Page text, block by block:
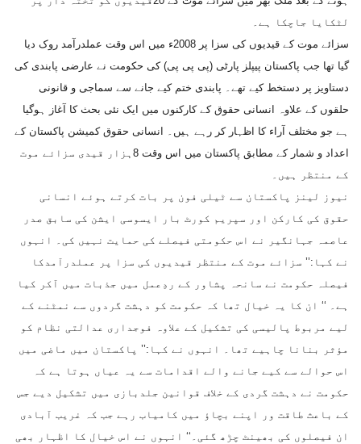
لٹکایا جاچکا ہے۔
سزائے موت کے قیدیوں کی سزا پر 2008ء میں اس وقت عملدرآمد روک دیا
گیا تھا جب پاکستان پیپلز پارٹی (پی پی پی) کی حکومت نے عارضی پابندی کی
دستاویز پر دستخط کیے تھے۔ پابندی ختم کیے جانے سے سماجی و قانونی
حلقوں کے علاوہ انسانی حقوق کے کارکنوں میں ایک نئی بحث کا آغاز ہوگیا
ہے جو مختلف آراء کا اظہار کر رہے ہیں۔ انسانی حقوق کمیشن پاکستان کے
اعداد و شمار کے مطابق پاکستان میں اس وقت 8ہزار قیدی سزائے موت
کے منتظر ہیں۔
نیوز لینز پاکستان سے ٹیلی فون پر بات کرتے ہوئے انسانی
حقوق کی کارکن اور سپریم کورٹ بار ایسوسی ایشن کی سابق صدر
عاصمہ جہانگیر نے اس حکومتی فیصلے کی حمایت نہیں کی۔ انہوں
نے کہا:’’ سزائے موت کے منتظر قیدیوں کی سزا پر عملدرآمدکا
فیصلہ حکومت نے سانحہ پشاور کے ردِعمل میں جذبات میں آکر کیا
ہے۔ ‘‘ ان کا یہ خیال تھا کہ حکومت کو دہشت گردوں سے نمٹنے کے
لیے مربوط پالیسی کی تشکیل کے علاوہ فوجداری عدالتی نظام کو
مؤثر بنانا چاہیے تھا۔ انہوں نے کہا:’’ پاکستان میں ماضی میں
اس حوالے سے کیے جانے والے اقدامات سے یہ عیاں ہوتا ہے کہ
حکومت نے دہشت گردی کے خلاف قوانین جلدبازی میں تشکیل دیے جس
کے باعث طاقت ور اپنے بچاؤ میں کامیاب رہے جب کہ غریب آبادی
ان فیصلوں کی بھینٹ چڑھ گئی۔‘‘ انہوں نے اس خیال کا اظہار بھی